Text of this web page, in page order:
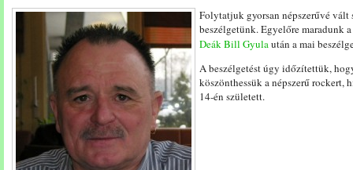
Folytatjuk gyorsan népszerűvé
beszélgetünk. Egyelőre maradunk
Deák Bill Gyulaután a mai
A beszélgetést úgy időzítettük,
köszönthessük a népszerű rockert,
14-én született.